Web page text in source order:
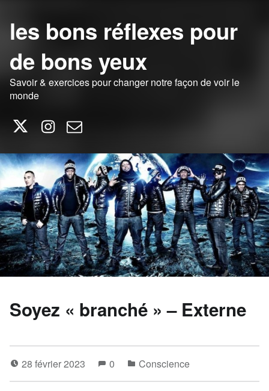
les bons réflexes pour
de bons yeux
Savoir & exercices pour changer notre façon de voir le
monde
Soyez « branché » – Externe
28 février 2023 0 Conscience